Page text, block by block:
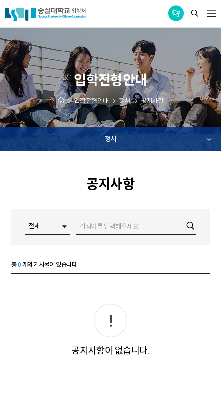
통합공지사항
입학전형안내
입학전형안내 정시 공지사항
정시
공지사항
총0 개의 게시물이 있습니다.
공지사항이 없습니다.